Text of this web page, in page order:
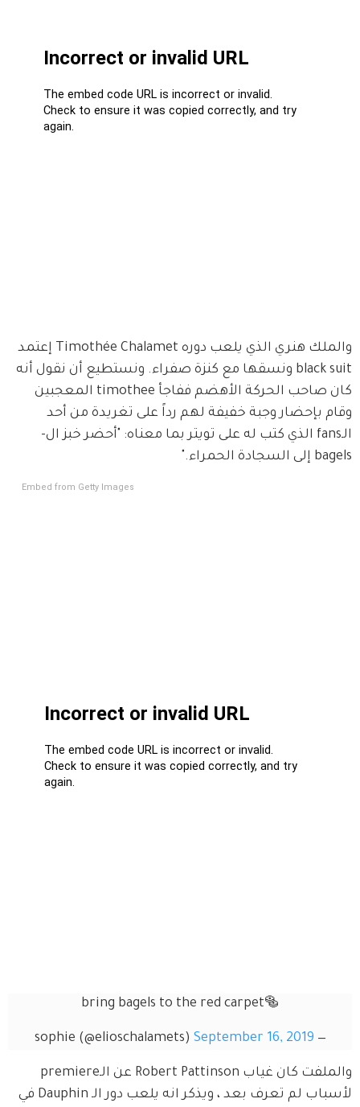
والملك هنري الذي يلعب دوره Timothée Chalamet إعتمد
black suit ونسقها مع كنزة صفراء. ونستطيع أن نقول أنه
كان صاحب الحركة الأهضم ففاجأ timothee المعجبين
وقام بإحضار وجبة خفيفة لهم رداً على تغريدة من أحد
الـfans الذي كتب له على تويتر بما معناه: "أحضر خبز ال-
bagels إلى السجادة الحمراء."
Embed from Getty Images
bring bagels to the red carpet🥯
— sophie (@elioschalamets)
September 16, 2019
لأسباب لم تعرف بعد ، ويذكر انه يلعب دور الـ Dauphin في